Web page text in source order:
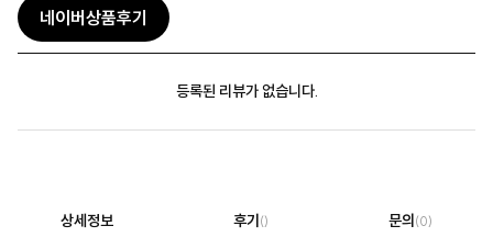
네이버상품후기
등록된 리뷰가 없습니다.
상세정보 후기() 문의(0)